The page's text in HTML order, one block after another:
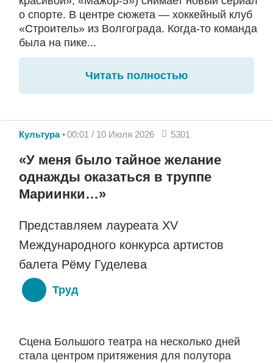
о спорте. В центре сюжета — хоккейный клуб
«Строитель» из Волгограда. Когда-то команда
была на пике...
Читать полностью
Культура 00:01 / 10 Июля 2026 5301
«У меня было тайное желание
однажды оказаться в труппе
Мариинки…»
Представляем лауреата XV
Международного конкурса артистов
балета Рёму Гуделева
Труд
Сцена Большого театра на несколько дней
стала центром притяжения для полутора